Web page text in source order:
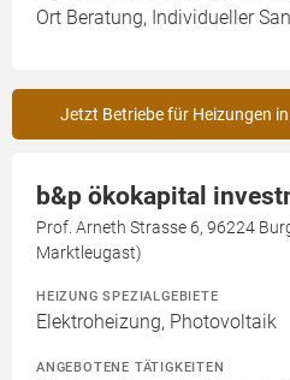
Ort Beratung, Individueller
Jetzt Betriebe für Heizungen
b&p ökokapital
Prof. Arneth Strasse 6, 96224
Marktleugast)
HEIZUNG SPEZIALGEBIETE
Elektroheizung, Photovoltaik
ANGEBOTENE TÄTIGKEITEN